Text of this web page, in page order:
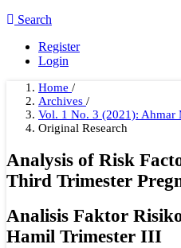
Search
Register
Login
Home /
Archives /
Vol. 1 No. 3 (2021): Ahmar
Original Research
Analysis of Risk
Third Trimester
Analisis Faktor
Hamil Trimester III